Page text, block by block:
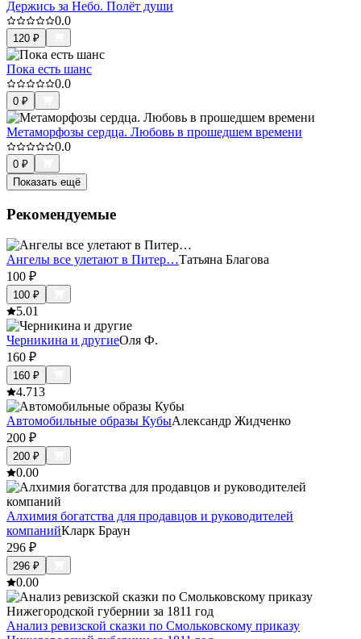
Держись за Небо. Полёт души
0.0
120 ₽
Пока есть шанс
0.0
0 ₽
Метаморфозы сердца. Любовь в прошедшем времени
0.0
0 ₽
Показать ещё
Рекомендуемые
Ангелы все улетают в Питер…Татьяна Благова
100 ₽
100 ₽
5.01
Черникина и другиеОля Ф.
160 ₽
160 ₽
4.713
Автомобильные образы КубыАлександр Жидченко
200 ₽
200 ₽
0.00
Алхимия богатства для продавцов и руководителей
компанийКларк Браун
296 ₽
296 ₽
0.00
Анализ ревизской сказки по Смольковскому приказу